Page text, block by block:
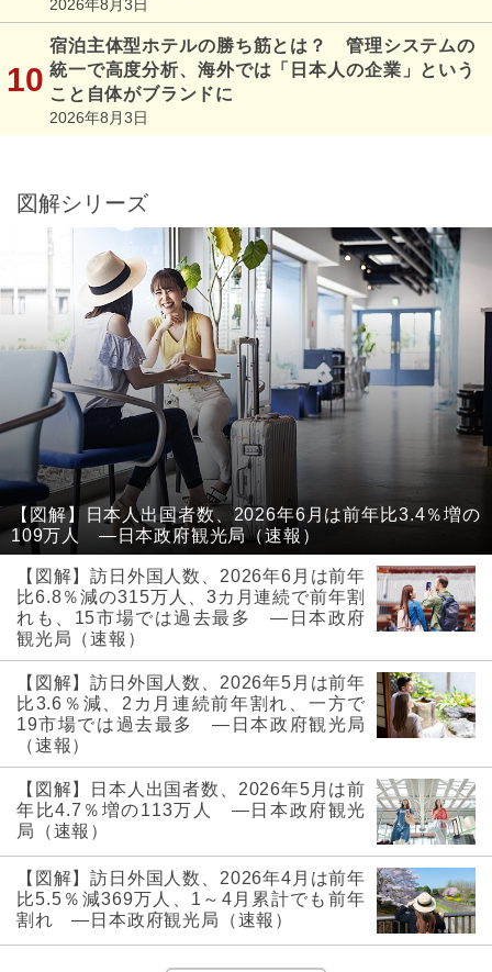
2026年8月3日
宿泊主体型ホテルの勝ち筋とは？ 管理システムの
統一で高度分析、海外では「日本人の企業」という
こと自体がブランドに
2026年8月3日
図解シリーズ
【図解】日本人出国者数、2026年6月は前年比3.4％増の
109万人 ―日本政府観光局（速報）
【図解】訪日外国人数、2026年6月は前年
比6.8％減の315万人、3カ月連続で前年割
れも、15市場では過去最多 ―日本政府
観光局（速報）
【図解】訪日外国人数、2026年5月は前年
比3.6％減、2カ月連続前年割れ、一方で
19市場では過去最多 ―日本政府観光局
（速報）
【図解】日本人出国者数、2026年5月は前
年比4.7％増の113万人 ―日本政府観光
局（速報）
【図解】訪日外国人数、2026年4月は前年
比5.5％減369万人、1～4月累計でも前年
割れ ―日本政府観光局（速報）